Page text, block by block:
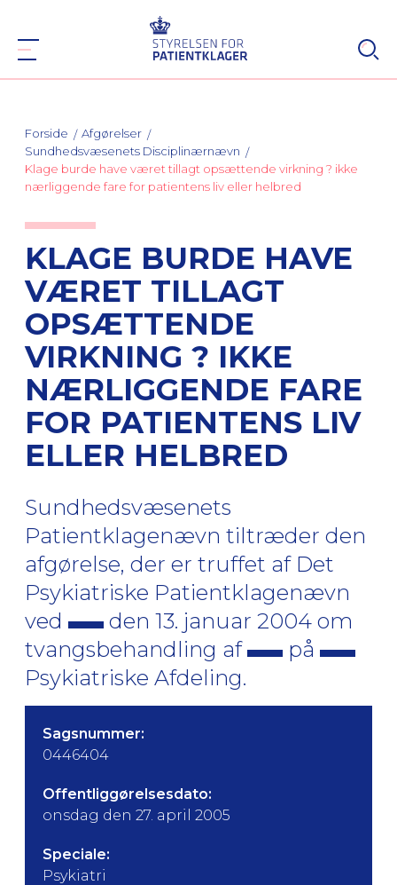
Forside
Afgørelser
Sundhedsvæsenets Disciplinærnævn
Klage burde have været tillagt opsættende virkning ? ikke
nærliggende fare for patientens liv eller helbred
KLAGE BURDE HAVE
VÆRET TILLAGT
OPSÆTTENDE
VIRKNING ? IKKE
NÆRLIGGENDE FARE
FOR PATIENTENS LIV
ELLER HELBRED
Sundhedsvæsenets
Patientklagenævn tiltræder den
afgørelse, der er truffet af Det
Psykiatriske Patientklagenævn
ved
den 13. januar 2004 om
tvangsbehandling af
på
Psykiatriske Afdeling.
Sagsnummer:
0446404
Offentliggørelsesdato:
onsdag den 27. april 2005
Speciale:
Psykiatri